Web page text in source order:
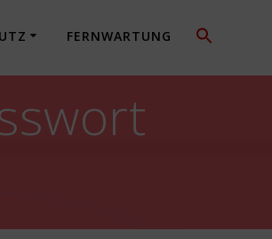
FERNWARTUNG